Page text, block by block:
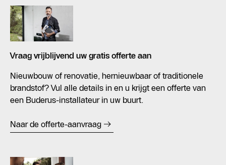
Vraag vrijblijvend uw gratis offerte aan
Nieuwbouw of renovatie, hernieuwbaar of traditionele
brandstof? Vul alle details in en u krijgt een offerte van
een Buderus-installateur in uw buurt.
Naar de offerte-aanvraag